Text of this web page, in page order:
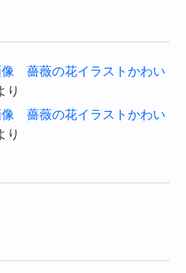
薔薇の花イラストかわい
り
薔薇の花イラストかわい
り